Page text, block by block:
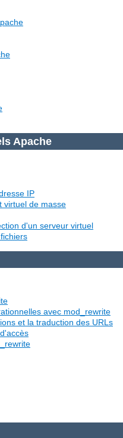
Apache
IP
virtuel de masse
d'un serveur virtuel
avec mod_rewrite
et la traduction des URLs